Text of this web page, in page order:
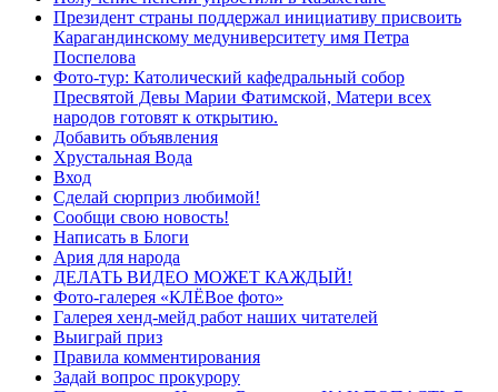
Президент страны поддержал инициативу присвоить
Карагандинскому медуниверситету имя Петра
Поспелова
Фото-тур: Католический кафедральный собор
Пресвятой Девы Марии Фатимской, Матери всех
народов готовят к открытию.
Добавить объявления
Хрустальная Вода
Вход
Сделай сюрприз любимой!
Сообщи свою новость!
Написать в Блоги
Ария для народа
ДЕЛАТЬ ВИДЕО МОЖЕТ КАЖДЫЙ!
Фото-галерея «КЛЁВое фото»
Галерея хенд-мейд работ наших читателей
Выиграй приз
Правила комментирования
Задай вопрос прокурору